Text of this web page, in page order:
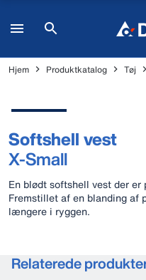
Hjem Produktkatalog Tøj
Softshell vest
X-Small
En blødt softshell vest der
Fremstillet af en blanding af
længere i ryggen.
Relaterede